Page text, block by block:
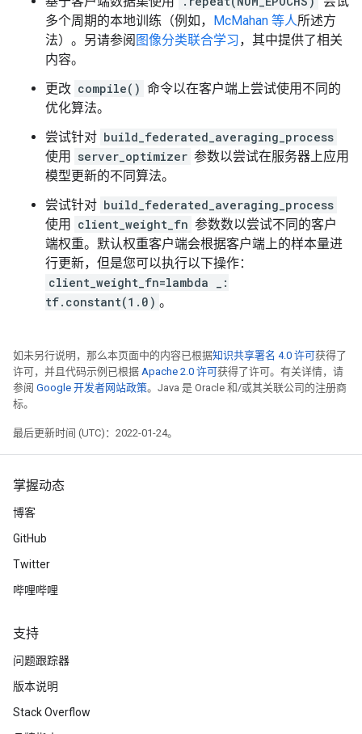
多个周期的本地训练（例如， McMahan 等人所述方
法）。另请参阅 图像分类联合学习，其中提供了相关
内容。
更改 compile() 命令以在客户端上尝试使用不同的
优化算法。
尝试针对 build_federated_averaging_process
使用
server_optimizer 参数以尝试在服务器上应用
模型更新的不同算法。
尝试针对 build_federated_averaging_process
使用
client_weight_fn 参数数以尝试不同的客户
端权重。默认权重客户端会根据客户端上的样本量进
行更新，但是您可以执行以下操作：
client_weight_fn=lambda _:
tf.constant(1.0) 。
如未另行说明，那么本页面中的内容已根据知识共享署名 4.0 许可获得了
许可，并且代码示例已根据 Apache 2.0 许可获得了许可。有关详情，请
参阅 Google 开发者网站政策。Java 是 Oracle 和/或其关联公司的注册商
标。
最后更新时间 (UTC)：2022-01-24。
掌握动态
博客
GitHub
Twitter
哔哩哔哩
支持
问题跟踪器
版本说明
Stack Overflow